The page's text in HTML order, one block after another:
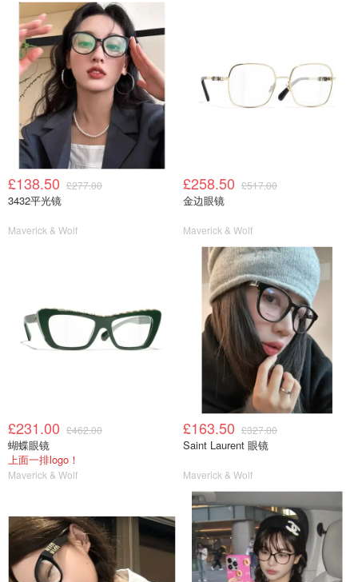
£138.50 £277.00
3432平光镜
Maverick & Wolf
£258.50 £517.00
金边眼镜
Maverick & Wolf
£231.00 £462.00
蝴蝶眼镜
上面一排logo！
Maverick & Wolf
£163.50 £327.00
Saint Laurent 眼镜
Maverick & Wolf